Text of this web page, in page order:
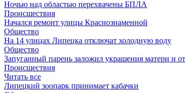
Ночью над областью перехвачены БПЛА
Происшествия
Начался ремонт улицы Краснознаменной
Общество
На 14 улицах Липецка отключат холодную воду
Общество
Запуганный парень заложил украшения матери и
Происшествия
Читать все
Липецкий зоопарк принимает кабачки